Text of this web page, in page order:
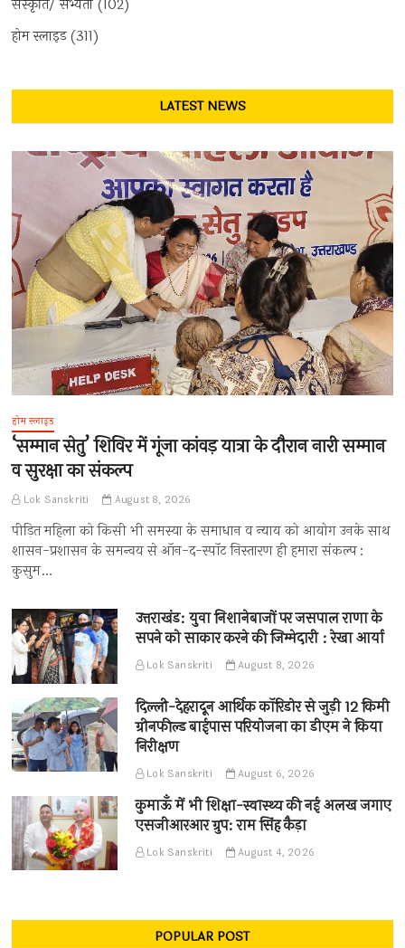
संस्कृति/ सभ्यता (102)
होम स्लाइड(311)
LATEST NEWS
होम स्लाइड
‘सम्मान सेतु’ शिविर में गूंजा कांवड़ यात्रा के दौरान नारी सम्मान
व सुरक्षा का संकल्प
Lok Sanskriti August 8, 2026
पीड़ित महिला को किसी भी समस्या के समाधान व न्याय को आयोग उनके साथ
शासन-प्रशासन के समन्वय से ऑन-द-स्पॉट निस्तारण ही हमारा संकल्प :
कुसुम…
उत्तराखंड: युवा निशानेबाजों पर जसपाल राणा के
सपने को साकार करने की जिम्मेदारी : रेखा आर्या
Lok Sanskriti August 8, 2026
दिल्ली-देहरादून आर्थिक कॉरिडोर से जुड़ी 12 किमी
ग्रीनफील्ड बाईपास परियोजना का डीएम ने किया
निरीक्षण
Lok Sanskriti August 6, 2026
कुमाऊँ में भी शिक्षा-स्वास्थ्य की नई अलख जगाए
एसजीआरआर ग्रुप: राम सिंह कैड़ा
Lok Sanskriti August 4, 2026
POPULAR POST